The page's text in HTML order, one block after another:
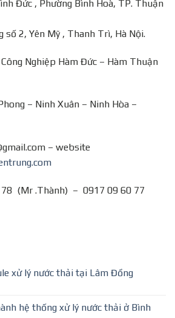
Đức , Phường Bình Hoà, TP. Thuận
số 2, Yên Mỹ , Thanh Trì, Hà Nội.
Nghiệp Hàm Đức – Hàm Thuận
– Ninh Xuân – Ninh Hòa –
– website
78 (Mr .Thành) – 0917 09 60 77
xử lý nước thải tại Lâm Đồng
hệ thống xử lý nước thải ở Bình